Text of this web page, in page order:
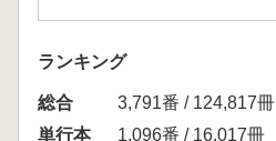
ランキング
総合
3,791番 / 124,817冊
単行本
1,096番 / 16,017冊